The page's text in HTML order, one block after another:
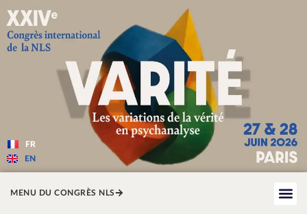
Varité — Les variations de la
FR
EN
MENU DU CONGRÈS NLS